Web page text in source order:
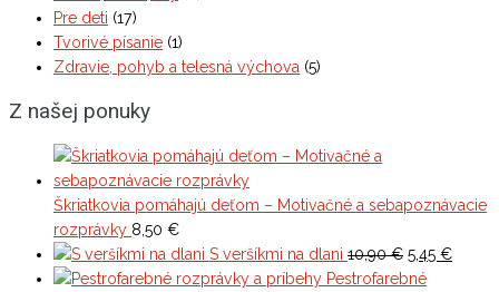
Pre deti (17)
Tvorivé písanie (1)
Zdravie, pohyb a telesná výchova (5)
Z našej ponuky
Škriatkovia pomáhajú deťom – Motivačné a sebapoznávacie
rozprávky 8,50 €
S veršíkmi na dlani 10,90€ Original
price
5,45 €
Pestrofarebné